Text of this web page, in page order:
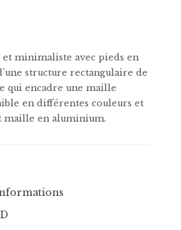
et minimaliste avec pieds en
structure rectangulaire de
qui encadre une maille
en différentes couleurs et
maille en aluminium.